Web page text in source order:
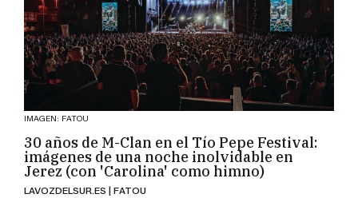
IMAGEN: FATOU
30 años de M-Clan en el Tío Pepe Festival:
imágenes de una noche inolvidable en
Jerez (con 'Carolina' como himno)
LAVOZDELSUR.ES | FATOU